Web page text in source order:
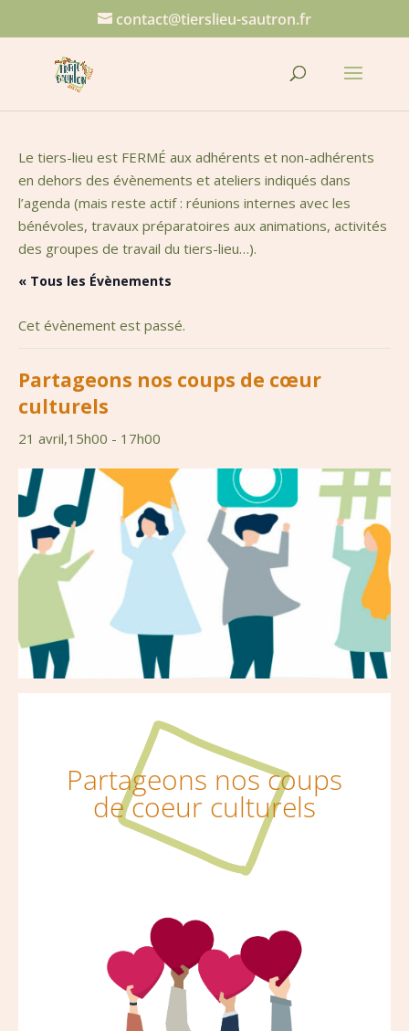
contact@tierslieu-sautron.fr
Le tiers-lieu est FERMÉ aux adhérents et non-adhérents
en dehors des évènements et ateliers indiqués dans
l’agenda (mais reste actif : réunions internes avec les
bénévoles, travaux préparatoires aux animations, activités
des groupes de travail du tiers-lieu…).
« Tous les Évènements
Cet évènement est passé.
Partageons nos coups de cœur
culturels
21 avril,15h00 - 17h00
Partageons nos coups
de coeur culturels